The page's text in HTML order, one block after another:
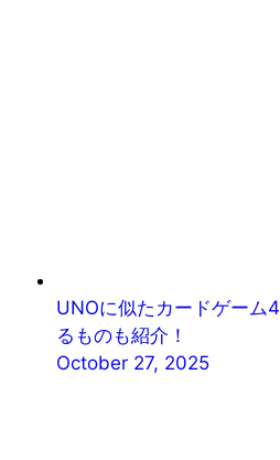
UNOに似たカードゲーム
るものも紹介！
October 27, 2025